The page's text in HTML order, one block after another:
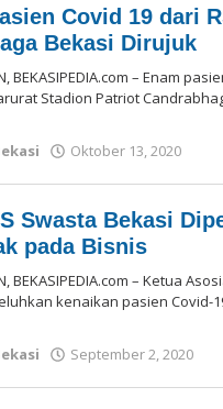
Covid 19 dari
Bekasi Dirujuk
BEKASIPEDIA.com – Enam
Stadion Patriot
Oktober 13, 2020
Swasta Bekasi
pada Bisnis
BEKASIPEDIA.com – Ketua
kenaikan pasien Covid-
September 2, 2020